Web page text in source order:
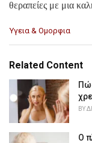
θεραπείες με μια
C
e
r
Υγεια & Ομορφια
Related Content
BY
Ο